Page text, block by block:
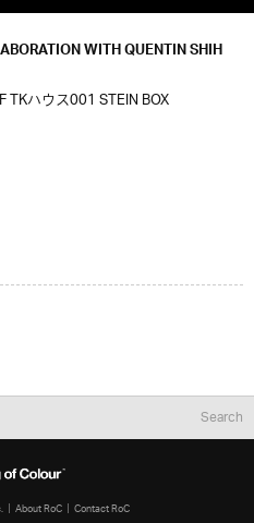
WITH QUENTIN SHIH
ハウス001 STEIN BOX
About RoC Contact RoC